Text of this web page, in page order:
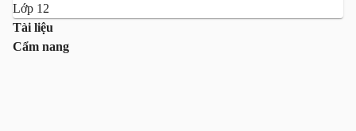
Lớp 12
Tài liệu
Cẩm nang